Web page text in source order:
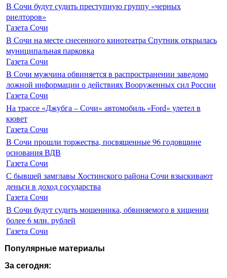
В Сочи будут судить преступную группу «черных
риелторов»
Газета Сочи
В Сочи на месте снесенного кинотеатра Спутник открылась
муниципальная парковка
Газета Сочи
В Сочи мужчина обвиняется в распространении заведомо
ложной информации о действиях Вооруженных сил России
Газета Сочи
На трассе «Джубга – Сочи» автомобиль «Ford» улетел в
кювет
Газета Сочи
В Сочи прошли торжества, посвященные 96 годовщине
основания ВДВ
Газета Сочи
С бывшей замглавы Хостинского района Сочи взыскивают
деньги в доход государства
Газета Сочи
В Сочи будут судить мошенника, обвиняемого в хищении
более 6 млн. рублей
Газета Сочи
Популярные материалы
За сегодня: